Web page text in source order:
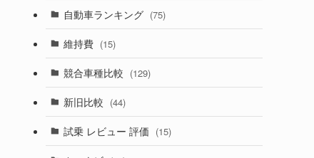
(356)
(328)
(194)
(230)
(253)
(242)
(85)
(84)
(14)
(222)
(8)
(3)
(3)
(5)
(21)
(5)
(7)
自動車ランキング (75)
維持費 (15)
競合車種比較 (129)
新旧比較 (44)
試乗 レビュー 評価 (15)